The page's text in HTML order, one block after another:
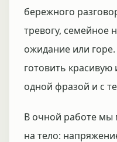
бережного
тревогу, семейное
ожидание или
готовить
одной фразой и с
В очной работе
на тело: